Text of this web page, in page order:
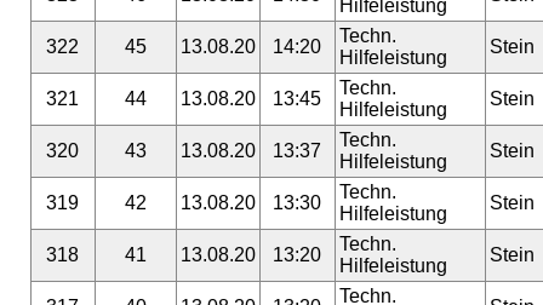
Hilfeleistung
322 45 13.08.20 14:20
Techn.
Hilfeleistung
Stein
321 44 13.08.20 13:45
Techn.
Hilfeleistung
Stein
320 43 13.08.20 13:37
Techn.
Hilfeleistung
Stein
319 42 13.08.20 13:30
Techn.
Hilfeleistung
Stein
318 41 13.08.20 13:20
Techn.
Hilfeleistung
Stein
Techn.